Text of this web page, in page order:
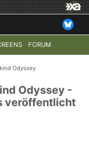
FORUM
4 HALO:
Odyssey
Odyssey -
veröffentlicht